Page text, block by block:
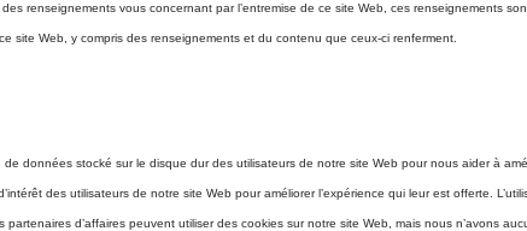
renseignements vous concernant par l’entremise de ce site Web, ces renseignements
site Web, y compris des renseignements et du contenu que ceux-ci renferment.
données stocké sur le disque dur des utilisateurs de notre site Web pour nous aider à
des utilisateurs de notre site Web pour améliorer l’expérience qui leur est offerte.
d’affaires peuvent utiliser des cookies sur notre site Web, mais nous n’avons